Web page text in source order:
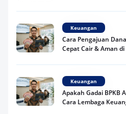
Keuangan
Cara Pengajuan
Cepat Cair & Aman di
Keuangan
Apakah Gadai BPKB
Cara Lembaga